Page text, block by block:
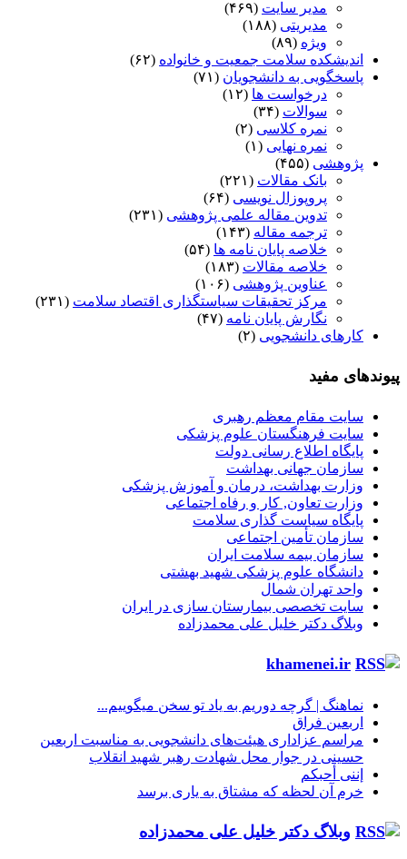
مدیر سایت (۴۶۹)
مدیریتی (۱۸۸)
ویژه (۸۹)
اندیشکده سلامت جمعیت و خانواده (۶۲)
پاسخگویی به دانشجویان (۷۱)
درخواست ها (۱۲)
سوالات (۳۴)
نمره کلاسی (۲)
نمره نهایی (۱)
پژوهشی (۴۵۵)
بانک مقالات (۲۲۱)
پروپوزال نویسی (۶۴)
تدوین مقاله علمی پژوهشی (۲۳۱)
ترجمه مقاله (۱۴۳)
خلاصه پایان نامه ها (۵۴)
خلاصه مقالات (۱۸۳)
عناوین پژوهشی (۱۰۶)
مرکز تحقیقات سیاستگذاری اقتصاد سلامت (۲۳۱)
نگارش پایان نامه (۴۷)
کارهای دانشجویی (۲)
پیوندهای مفید
سایت مقام معظم رهبری
سایت فرهنگستان علوم پزشکی
پایگاه اطلاع رسانی دولت
سازمان جهانی بهداشت
وزارت بهداشت، درمان و آموزش پزشکی
وزارت تعاون, کار و رفاه اجتماعی
پایگاه سیاست گذاری سلامت
سازمان تأمین اجتماعی
سازمان بیمه سلامت ایران
دانشگاه علوم پزشکی شهید بهشتی
واحد تهران شمال
سایت تخصصی بیمارستان سازی در ایران
وبلاگ دکتر خلیل علی محمدزاده
khamenei.ir
نماهنگ |‌ گرچه دوریم به یاد تو سخن میگوییم...
اربعین فراق
مراسم عزاداری هیئت‌های دانشجویی به مناسبت اربعین
حسینی در جوار محل شهادت رهبر شهید انقلاب
إننی أحبکم
خرم آن لحظه که مشتاق به یاری برسد
وبلاگ دکتر خلیل علی محمدزاده